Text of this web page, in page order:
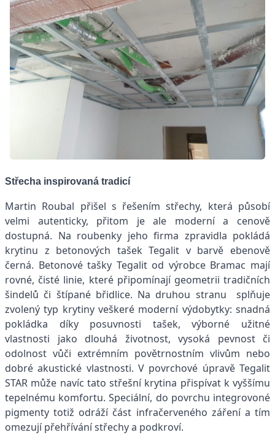
Střecha inspirovaná tradicí
Martin Roubal přišel s řešením střechy, která působí
velmi autenticky, přitom je ale moderní a cenově
dostupná. Na roubenky jeho firma zpravidla pokládá
krytinu z betonových tašek Tegalit v barvě ebenově
černá. Betonové tašky Tegalit od výrobce Bramac mají
rovné, čisté linie, které připomínají geometrii tradičních
šindelů či štípané břidlice. Na druhou stranu splňuje
zvolený typ krytiny veškeré moderní výdobytky: snadná
pokládka díky posuvnosti tašek, výborné užitné
vlastnosti jako dlouhá životnost, vysoká pevnost či
odolnost vůči extrémním povětrnostním vlivům nebo
dobré akustické vlastnosti. V povrchové úpravě Tegalit
STAR může navíc tato střešní krytina přispívat k vyššímu
tepelnému komfortu. Speciální, do povrchu integrovoné
pigmenty totiž odráží část infračerveného záření a tím
omezují přehřívání střechy a podkroví.